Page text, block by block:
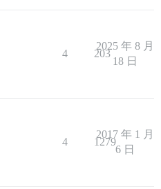
4 203
2025 年 8 月
18 日
4 1279
2017 年 1 月
6 日